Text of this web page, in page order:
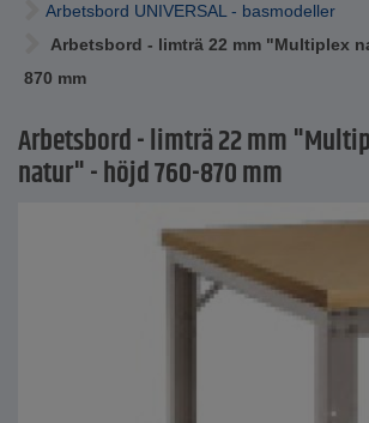
Arbetsbord UNIVERSAL - basmodeller
Arbetsbord - limträ 22 mm "Multiplex
870 mm
Arbetsbord - limträ 22 mm
natur" - höjd 760-870 mm